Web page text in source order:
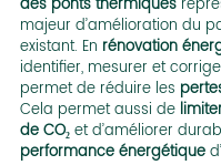
des ponts thermiques
majeur d’amélioration du
existant. En rénovation
identifier, mesurer et
permet de réduire les
Cela permet aussi de
de CO₂ et d’améliorer
performance énergétique